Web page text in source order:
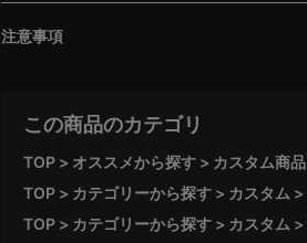
注意事項
この商品のカテゴリ
TOP オススメから探す
カスタム商品
TOP
カテゴリーから探す カスタム
TOP
カテゴリーから探す カスタム